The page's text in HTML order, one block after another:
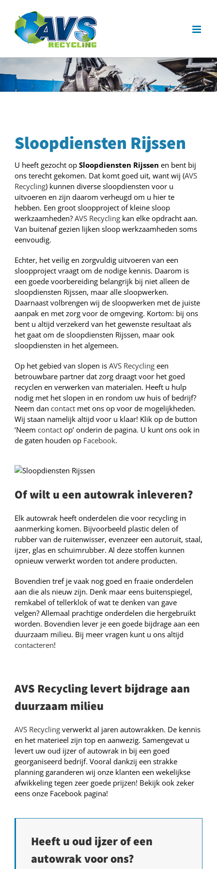
inhoud
Sloopdiensten Rijssen
U heeft gezocht op Sloopdiensten Rijssen en bent bij
ons terecht gekomen. Dat komt goed uit, want wij (AVS
Recycling) kunnen diverse sloopdiensten voor u
uitvoeren en zijn daarom verheugd om u hier te
hebben. Een groot sloopproject of kleine sloop
werkzaamheden? AVS Recycling kan elke opdracht aan.
Van buitenaf gezien lijken sloop werkzaamheden soms
eenvoudig.
Echter, het veilig en zorgvuldig uitvoeren van een
sloopproject vraagt om de nodige kennis. Daarom is
een goede voorbereiding belangrijk bij niet alleen de
sloopdiensten Rijssen, maar alle sloopwerken.
Daarnaast volbrengen wij de sloopwerken met de juiste
aanpak en met zorg voor de omgeving. Kortom: bij ons
bent u altijd verzekerd van het gewenste resultaat als
het gaat om de sloopdiensten Rijssen, maar ook
sloopdiensten in het algemeen.
Op het gebied van slopen is AVS Recycling een
betrouwbare partner dat zorg draagt voor het goed
recyclen en verwerken van materialen. Heeft u hulp
nodig met het slopen in en rondom uw huis of bedrijf?
Neem dan contact met ons op voor de mogelijkheden.
Wij staan namelijk altijd voor u klaar! Klik op de button
‘Neem contact op’ onderin de pagina. U kunt ons ook in
de gaten houden op Facebook.
Of wilt u een autowrak inleveren?
Elk autowrak heeft onderdelen die voor recycling in
aanmerking komen. Bijvoorbeeld plastic delen of
rubber van de ruitenwisser, evenzeer een autoruit, staal,
ijzer, glas en schuimrubber. Al deze stoffen kunnen
opnieuw verwerkt worden tot andere producten.
Bovendien tref je vaak nog goed en fraaie onderdelen
aan die als nieuw zijn. Denk maar eens buitenspiegel,
remkabel of tellerklok of wat te denken van gave
velgen? Allemaal prachtige onderdelen die hergebruikt
worden. Bovendien lever je een goede bijdrage aan een
duurzaam milieu. Bij meer vragen kunt u ons altijd
contacteren!
AVS Recycling levert bijdrage aan
duurzaam milieu
AVS Recycling verwerkt al jaren autowrakken. De kennis
en het materieel zijn top en aanwezig. Samengevat u
levert uw oud ijzer of autowrak in bij een goed
georganiseerd bedrijf. Vooral dankzij een strakke
planning garanderen wij onze klanten een wekelijkse
afwikkeling tegen zeer goede prijzen! Bekijk ook zeker
eens onze Facebook pagina!
Heeft u oud ijzer of een
autowrak voor ons?